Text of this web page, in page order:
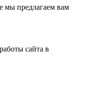
мы предлагаем вам
сайта в